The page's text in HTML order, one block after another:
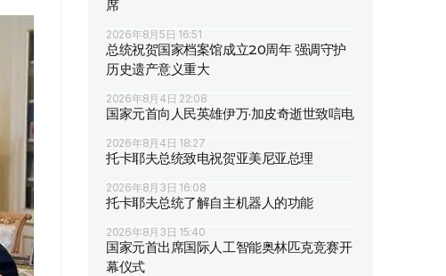
席
2026年8月5日 16:51
总统祝贺国家档案馆成立20周年 强调守护
历史遗产意义重大
2026年8月4日 22:08
国家元首向人民英雄伊万·加皮奇逝世致唁电
2026年8月4日 18:27
托卡耶夫总统致电祝贺亚美尼亚总理
2026年8月3日 16:08
托卡耶夫总统了解自主机器人的功能
2026年8月3日 15:40
国家元首出席国际人工智能奥林匹克竞赛开
幕仪式